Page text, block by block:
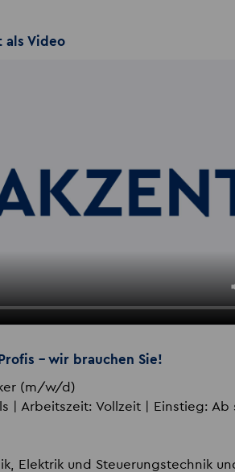
als Video
– wir brauchen Sie!
(m/w/d)
| Arbeitszeit: Vollzeit | Einstieg:
Elektrik und Steuerungstechnik